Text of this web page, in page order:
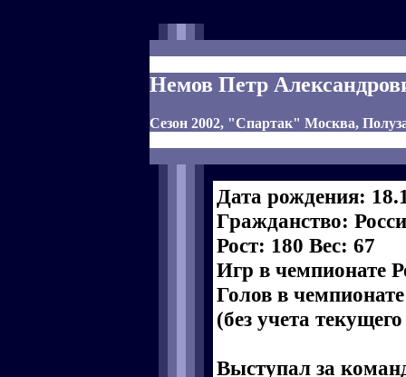
Немов Петр
Сезон 2002, "Спартак" Москва,
Дата рождения:
Гражданство:
Рост: 180 Вес: 67
Игр в чемпионате
Голов в
(без учета
Выступал за